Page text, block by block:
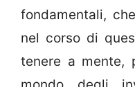
fondamentali,
nel corso di
tenere a mente,